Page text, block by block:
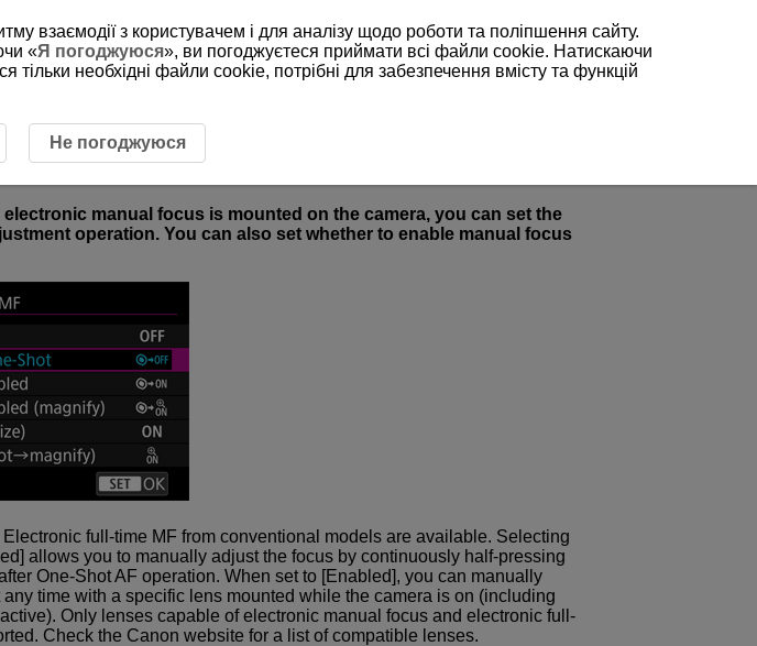
MF
electronic manual focus is mounted on the camera, you can set the
operation. You can also set whether to enable manual focus
full-time MF from conventional models are available. Selecting
allows you to manually adjust the focus by continuously half-pressing
One-Shot AF operation. When set to [Enabled], you can manually
time with a specific lens mounted while the camera is on (including
Only lenses capable of electronic manual focus and electronic full-
Check the Canon website for a list of compatible lenses.
взаємодії з користувачем і для аналізу щодо роботи та поліпшення сайту.
«Я погоджуюся», ви погоджуєтеся приймати всі файли cookie. Натискаючи
необхідні файли cookie, потрібні для забезпечення вмісту та функцій
Не погоджуюся